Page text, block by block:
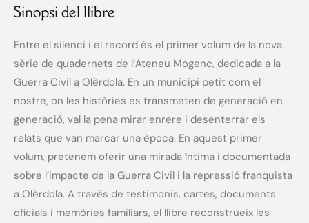
Sinopsi del llibre
Entre el silenci i el record és el primer volum de la nova
sèrie de quadernets de l’Ateneu Mogenc, dedicada a la
Guerra Civil a Olèrdola. En un municipi petit com el
nostre, on les històries es transmeten de generació en
generació, val la pena mirar enrere i desenterrar els
relats que van marcar una època. En aquest primer
volum, pretenem oferir una mirada íntima i documentada
sobre l’impacte de la Guerra Civil i la repressió franquista
a Olèrdola. A través de testimonis, cartes, documents
oficials i memòries familiars, el llibre reconstrueix les